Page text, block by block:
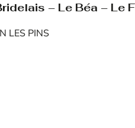
– Le Béa – Le
LES PINS